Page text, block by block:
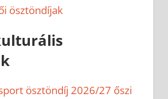
ösztöndíjak
ösztöndíj 2026/27 őszi